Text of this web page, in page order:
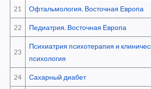
21 Офтальмология. Восточная Европа
22 Педиатрия. Восточная Европа
23
Психиатрия психотерапия и
психология
24 Сахарный диабет